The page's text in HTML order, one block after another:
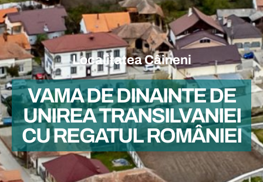
Localitatea Câineni
VAMA DE DINAINTE DE
UNIREA TRANSILVANIEI
CU REGATUL ROMÂNIEI